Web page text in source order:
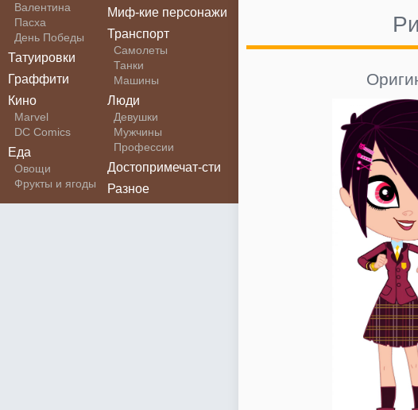
Валентина
Пасха
День Победы
Татуировки
Граффити
Кино
Marvel
DC Comics
Еда
Овощи
Фрукты и ягоды
Миф-кие персонажи
Транспорт
Самолеты
Танки
Машины
Люди
Девушки
Мужчины
Профессии
Достопримечат-сти
Разное